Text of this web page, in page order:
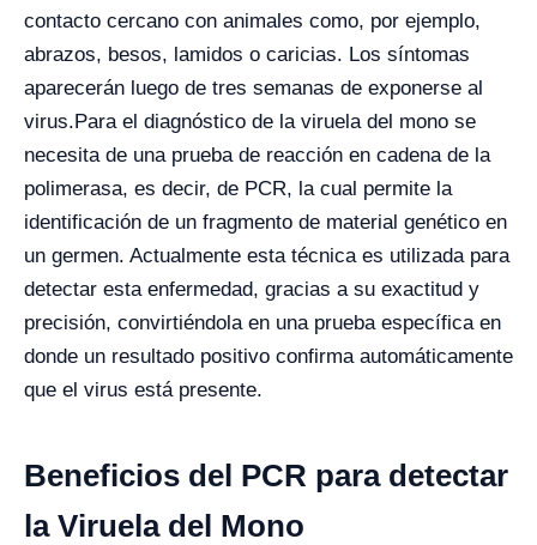
contacto cercano con animales como, por ejemplo,
abrazos, besos, lamidos o caricias. Los síntomas
aparecerán luego de tres semanas de exponerse al
virus.Para el diagnóstico de la viruela del mono se
necesita de una prueba de reacción en cadena de la
polimerasa, es decir, de PCR, la cual permite la
identificación de un fragmento de material genético en
un germen. Actualmente esta técnica es utilizada para
detectar esta enfermedad, gracias a su exactitud y
precisión, convirtiéndola en una prueba específica en
donde un resultado positivo confirma automáticamente
que el virus está presente.
Beneficios del PCR para detectar
la Viruela del Mono